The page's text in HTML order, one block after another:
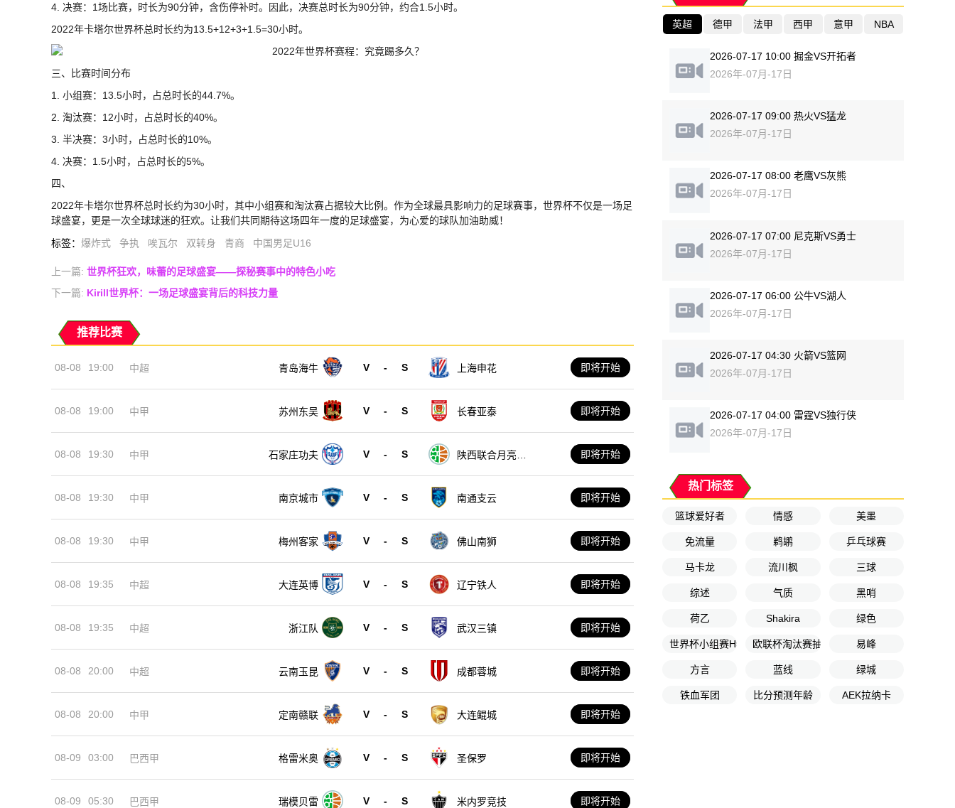
4. 决赛：1场比赛，时长为90分钟，含伤停补时。因此，决赛总时长为90分钟，约合1.5小时。
2022年卡塔尔世界杯总时长约为13.5+12+3+1.5=30小时。
三、比赛时间分布
1. 小组赛：13.5小时，占总时长的44.7%。
2. 淘汰赛：12小时，占总时长的40%。
3. 半决赛：3小时，占总时长的10%。
4. 决赛：1.5小时，占总时长的5%。
四、
2022年卡塔尔世界杯总时长约为30小时，其中小组赛和淘汰赛占据较大比例。作为全球最具影响力的足球赛事，世界杯不仅是一场足
球盛宴，更是一次全球球迷的狂欢。让我们共同期待这场四年一度的足球盛宴，为心爱的球队加油助威！
标签： 爆炸式 争执 唉瓦尔 双转身 青商 中国男足U16
上一篇: 世界杯狂欢，味蕾的足球盛宴——探秘赛事中的特色小吃
下一篇: Kirill世界杯：一场足球盛宴背后的科技力量
推荐比赛
08-08 19:00 中超 青岛海牛 V - S 上海申花 即将开始
08-08 19:00 中甲 苏州东吴 V - S 长春亚泰 即将开始
08-08 19:30 中甲 石家庄功夫 V - S
陕西联合月亮泊
即将开始
08-08 19:30 中甲 南京城市 V - S 南通支云 即将开始
08-08 19:30 中甲 梅州客家 V - S 佛山南狮 即将开始
08-08 19:35 中超 大连英博 V - S 辽宁铁人 即将开始
08-08 19:35 中超 浙江队 V - S 武汉三镇 即将开始
08-08 20:00 中超 云南玉昆 V - S 成都蓉城 即将开始
08-08 20:00 中甲 定南赣联 V - S 大连鲲城 即将开始
08-09 03:00 巴西甲 格雷米奥 V - S 圣保罗 即将开始
08-09 05:30 巴西甲 瑞模贝雷 V - S 米内罗竞技 即将开始
英超 德甲 法甲 西甲 意甲 NBA
2026-07-17 10:00 掘金VS开拓者
2026年-07月-17日
2026-07-17 09:00 热火VS猛龙
2026年-07月-17日
2026-07-17 08:00 老鹰VS灰熊
2026年-07月-17日
2026-07-17 07:00 尼克斯VS勇士
2026年-07月-17日
2026-07-17 06:00 公牛VS湖人
2026年-07月-17日
2026-07-17 04:30 火箭VS篮网
2026年-07月-17日
2026-07-17 04:00 雷霆VS独行侠
2026年-07月-17日
热门标签
篮球爱好者 情感 美墨
免流量 鹈鹕 乒乓球赛
马卡龙 流川枫 三球
综述 气质 黑哨
荷乙 Shakira 绿色
世界杯小组赛H组第3轮欧联杯淘汰赛抽签 易峰
方言 蓝线 绿城
铁血军团 比分预测年龄 AEK拉纳卡